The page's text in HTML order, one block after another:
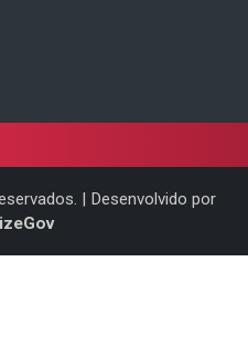
| Desenvolvido por